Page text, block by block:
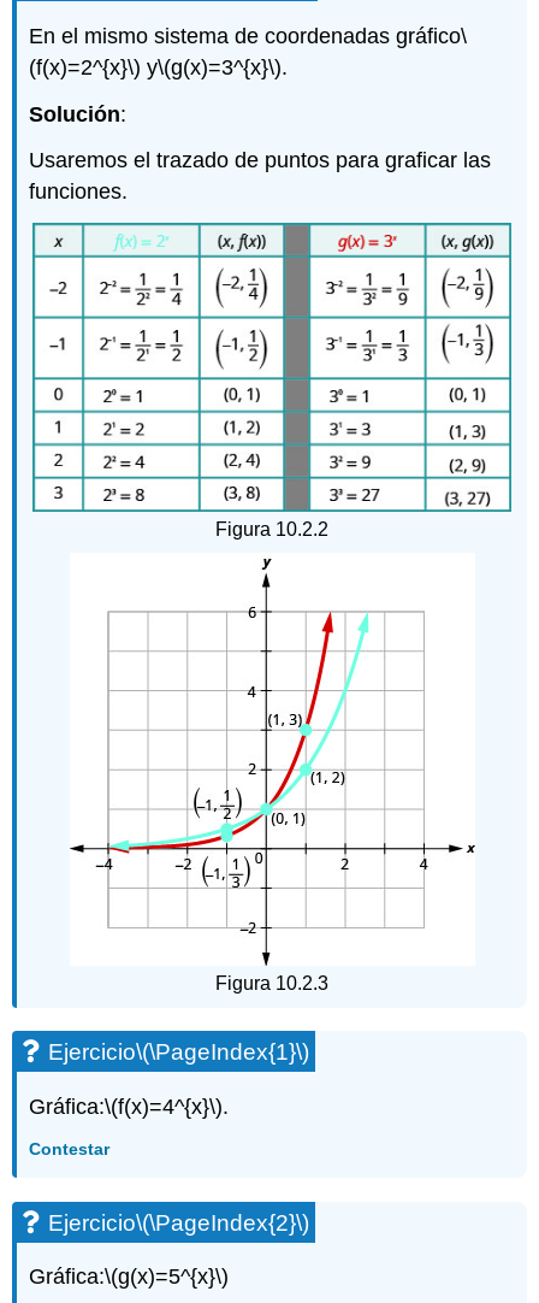
En el mismo sistema de coordenadas gráfico\
(f(x)=2^{x}\) y\(g(x)=3^{x}\).
Solución:
Usaremos el trazado de puntos para graficar las
funciones.
Figura 10.2.2
Figura 10.2.3
Ejercicio\(\PageIndex{1}\)
Gráfica:\(f(x)=4^{x}\).
Contestar
Ejercicio\(\PageIndex{2}\)
Gráfica:\(g(x)=5^{x}\)